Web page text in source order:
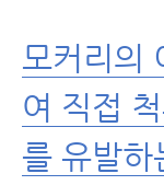
모커리의
여 직접
를 유발하